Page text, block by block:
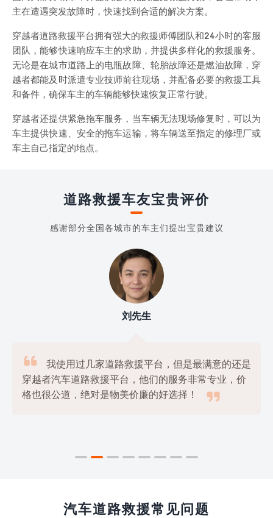
主在遭遇突发故障时，快速找到合适的解决方案。
穿越者道路救援平台拥有强大的救援师傅团队和24小时的客服
团队，能够快速响应车主的求助，并提供多样化的救援服务。
无论是在城市道路上的电瓶故障、轮胎故障还是燃油故障，穿
越者都能及时派遣专业技师前往现场，并配备必要的救援工具
和备件，确保车主的车辆能够快速恢复正常行驶。
穿越者还提供紧急拖车服务，当车辆无法现场修复时，可以为
车主提供快速、安全的拖车运输，将车辆送至指定的修理厂或
车主自己指定的地点。
道路救援车友宝贵评价
感谢部分全国各城市的车主们提出宝贵建议
刘先生

我使用过几家道路救援平台，但是最满意的还是
穿越者汽车道路救援平台，他们的服务非常专业，价
格也很公道，绝对是物美价廉的好选择！

汽车道路救援常见问题